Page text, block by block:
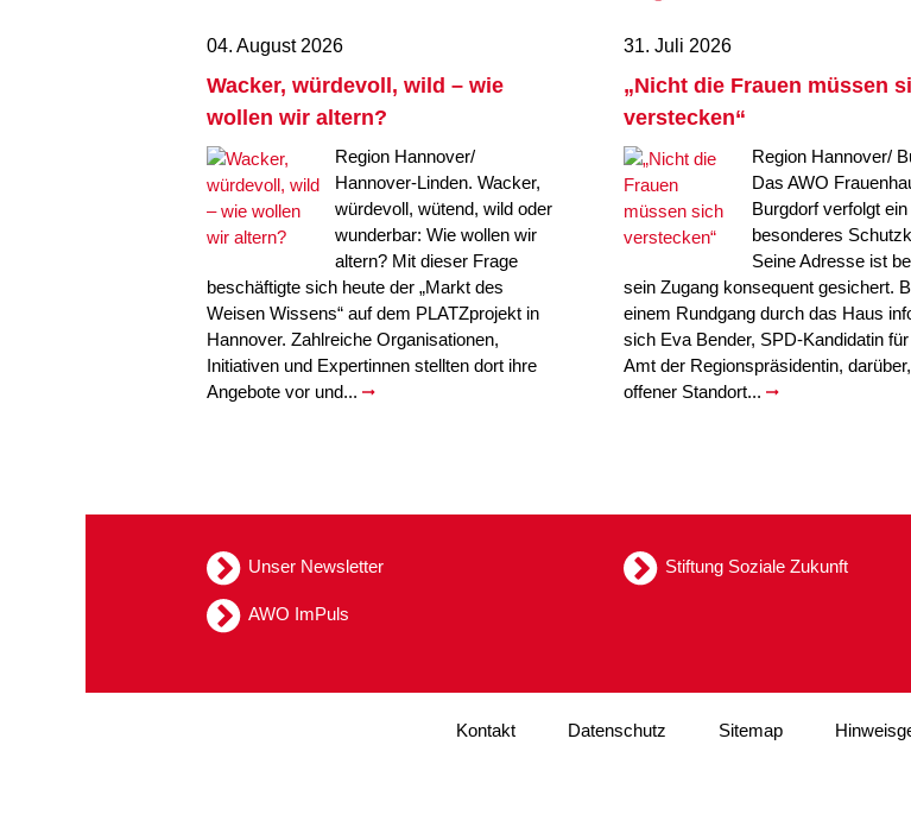
04. August 2026
Wacker, würdevoll, wild – wie
wollen wir altern?
Region Hannover/
Hannover-Linden. Wacker,
würdevoll, wütend, wild oder
wunderbar: Wie wollen wir
altern? Mit dieser Frage
beschäftigte sich heute der „Markt des
Weisen Wissens“ auf dem PLATZprojekt in
Hannover. Zahlreiche Organisationen,
Initiativen und Expertinnen stellten dort ihre
Angebote vor und...
31. Juli 2026
„Nicht die Frauen müssen
verstecken“
Region Hannover/
Das AWO
Burgdorf verfolgt ein
besonderes
Seine Adresse ist
sein Zugang konsequent gesichert.
einem Rundgang durch das Haus
sich Eva Bender, SPD-Kandidatin
Amt der Regionspräsidentin,
offener Standort...
Unser Newsletter Stiftung Soziale Zukunft
AWO ImPuls
Kontakt Datenschutz Sitemap